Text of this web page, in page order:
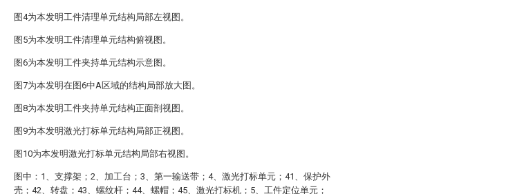
图4为本发明工件清理单元结构局部左视图。
图5为本发明工件清理单元结构俯视图。
图6为本发明工件夹持单元结构示意图。
图7为本发明在图6中A区域的结构局部放大图。
图8为本发明工件夹持单元结构正面剖视图。
图9为本发明激光打标单元结构局部正视图。
图10为本发明激光打标单元结构局部右视图。
图中：1、支撑架；2、加工台；3、第一输送带；4、激光打标单元；41、保护外
壳；42、转盘；43、螺纹杆；44、螺帽；45、激光打标机；5、工件定位单元；